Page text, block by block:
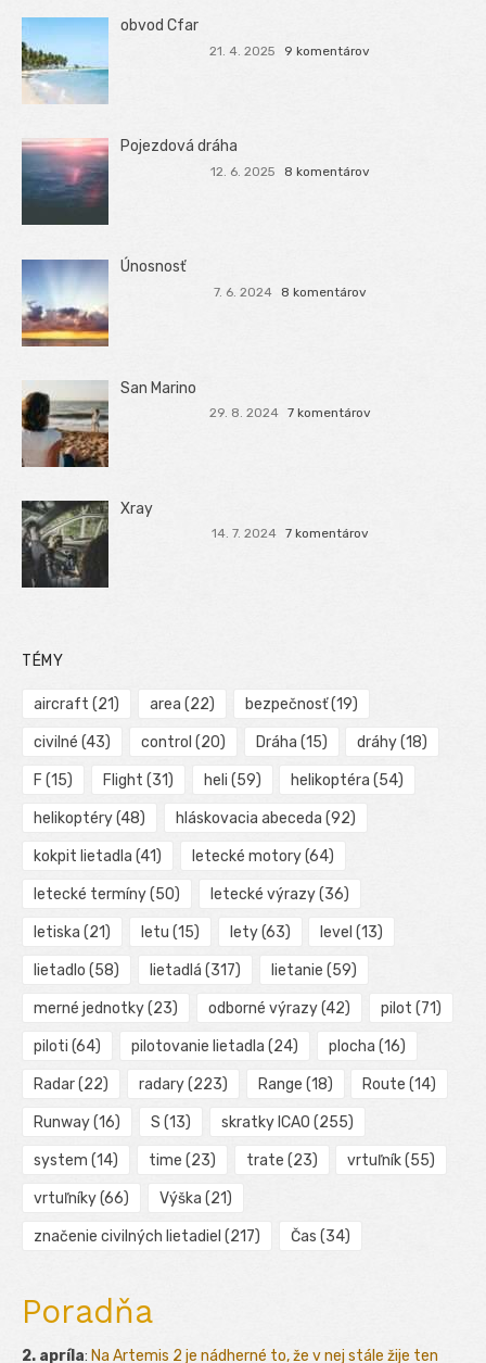
obvod Cfar
21. 4. 2025 9 komentárov
Pojezdová dráha
12. 6. 2025 8 komentárov
Únosnosť
7. 6. 2024 8 komentárov
San Marino
29. 8. 2024 7 komentárov
Xray
14. 7. 2024 7 komentárov
TÉMY
aircraft (21) area (22) bezpečnosť(19)
civilné (43) control (20) Dráha (15) dráhy(18)
F (15) Flight (31) heli (59) helikoptéra (54)
helikoptéry(48) hláskovacia abeceda (92)
kokpit lietadla (41) letecké motory(64)
letecké termíny(50) letecké výrazy(36)
letiska (21) letu (15) lety(63) level (13)
lietadlo (58) lietadlá (317) lietanie (59)
merné jednotky(23) odborné výrazy(42) pilot (71)
piloti (64) pilotovanie lietadla (24) plocha (16)
Radar(22) radary(223) Range (18) Route (14)
Runway(16) S (13) skratky ICAO (255)
system (14) time (23) trate (23) vrtuľník(55)
vrtuľníky(66) Výška (21)
značenie civilných lietadiel (217) Čas (34)
Poradňa
2. apríla: Na Artemis 2 je nádherné to, že v nej stále žije ten